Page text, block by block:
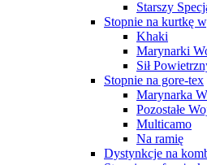
Starszy
Stopnie na kurtkę
Khaki
Marynarki
Sił
Stopnie na gore-tex
Marynarka
Pozostałe
Multicamo
Na ramię
Dystynkcje na